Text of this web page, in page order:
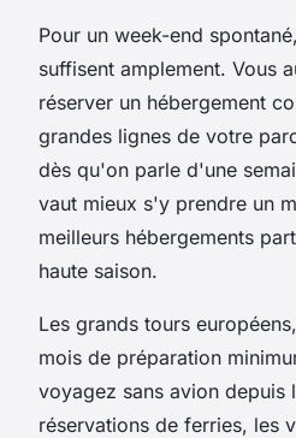
Pour un week-end
suffisent amplement. Vous
réserver un hébergement
grandes lignes de votre
dès qu'on parle d'une
vaut mieux s'y prendre un
meilleurs hébergements
haute saison.
Les grands tours
mois de préparation
voyagez sans avion depuis
réservations de ferries, les